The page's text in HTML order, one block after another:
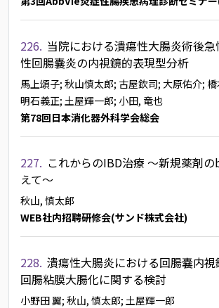
226. 当院における潰瘍性大腸炎術後
性回腸嚢炎の内視鏡的表現型分析
馬上頌子; 秋山慎太郎; 古屋欽司; 大原佑介;
明石義正; 土屋輝一郎; 小田, 竜也
第78回日本消化器外科学会総会
227. これからのIBD治療 〜新規薬剤
えて〜
秋山, 慎太郎
WEB社内招聘研修会(サンド株式会社)
228. 潰瘍性大腸炎における回腸嚢内視
回腸粘膜大腸化に関する検討
小野田 翼; 秋山, 慎太郎; 土屋輝一郎